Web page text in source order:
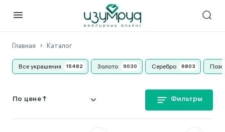
Главная Каталог
Все украшения Золото Серебро
Фильтры